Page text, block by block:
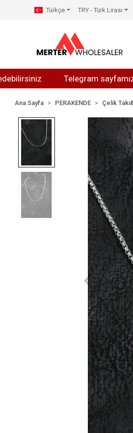
Telegram sayfamızı
Türkçe TRY - Türk Lirası
Ana Sayfa PERAKENDE Çelik